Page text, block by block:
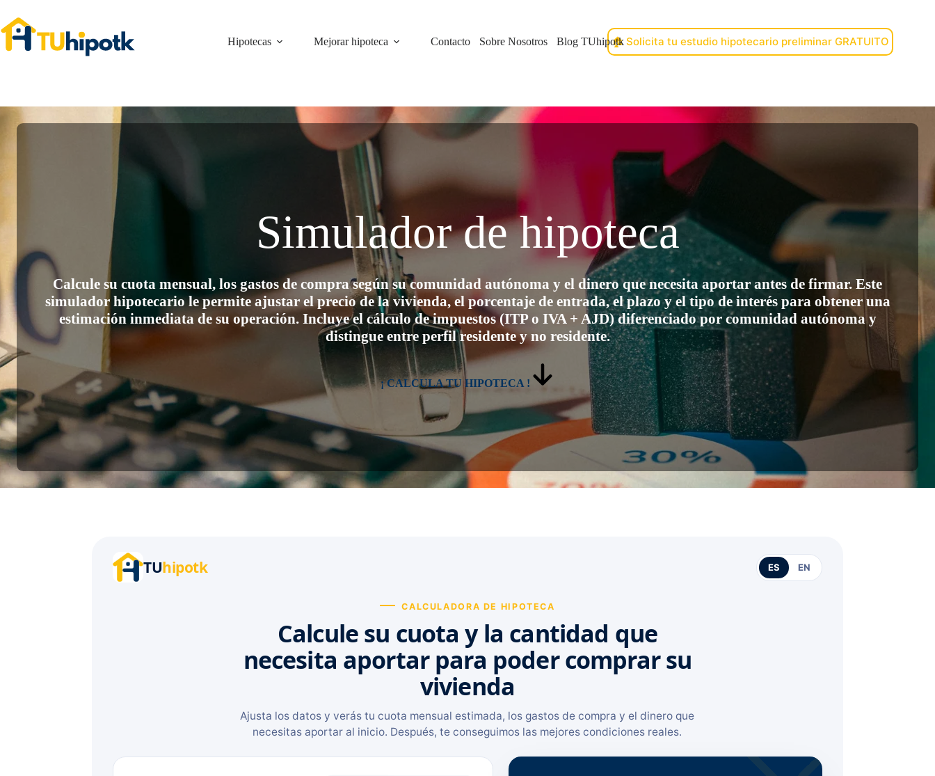
contenido
Hipotecas
Mejorar hipoteca Contacto Sobre Nosotros Blog TUhipotk🏠 Solicita tu estudio hipotecario preliminar GRATUITO
Simulador de hipoteca
Calcule su cuota mensual, los gastos de compra según su comunidad autónoma y el dinero que necesita aportar antes de firmar. Este
simulador hipotecario le permite ajustar el precio de la vivienda, el porcentaje de entrada, el plazo y el tipo de interés para obtener una
estimación inmediata de su operación. Incluye el cálculo de impuestos (ITP o IVA + AJD) diferenciado por comunidad autónoma y
distingue entre perfil residente y no residente.
¡ CALCULA TU HIPOTECA !
TUhipotk ES EN
CALCULADORA DE HIPOTECA
Calcule su cuota y la cantidad que
necesita aportar para poder comprar su
vivienda
Ajusta los datos y verás tu cuota mensual estimada, los gastos de compra y el dinero que
necesitas aportar al inicio. Después, te conseguimos las mejores condiciones reales.